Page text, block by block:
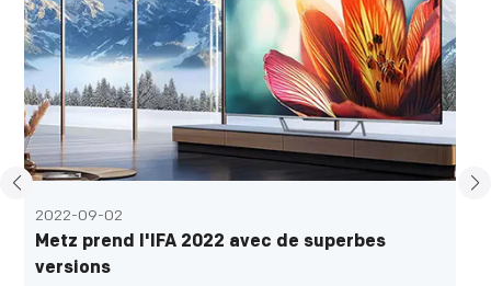
2022-09-02
Metz prend l'IFA 2022 avec de superbes
versions